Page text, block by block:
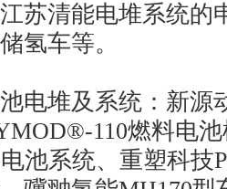
苏清能电堆系统的
氢车等。
电堆及系统：新源
110燃料电
池系统、重塑科技